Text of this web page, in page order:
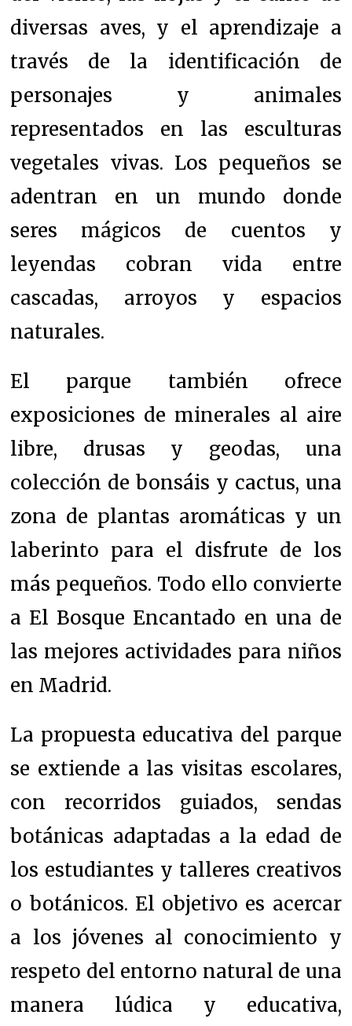
diversas aves, y el aprendizaje a
través de la identificación de
personajes y animales
representados en las esculturas
vegetales vivas. Los pequeños se
adentran en un mundo donde
seres mágicos de cuentos y
leyendas cobran vida entre
cascadas, arroyos y espacios
naturales.
El parque también ofrece
exposiciones de minerales al aire
libre, drusas y geodas, una
colección de bonsáis y cactus, una
zona de plantas aromáticas y un
laberinto para el disfrute de los
más pequeños. Todo ello convierte
a El Bosque Encantado en una de
las mejores actividades para niños
en Madrid.
La propuesta educativa del parque
se extiende a las visitas escolares,
con recorridos guiados, sendas
botánicas adaptadas a la edad de
los estudiantes y talleres creativos
o botánicos. El objetivo es acercar
a los jóvenes al conocimiento y
respeto del entorno natural de una
manera lúdica y educativa,